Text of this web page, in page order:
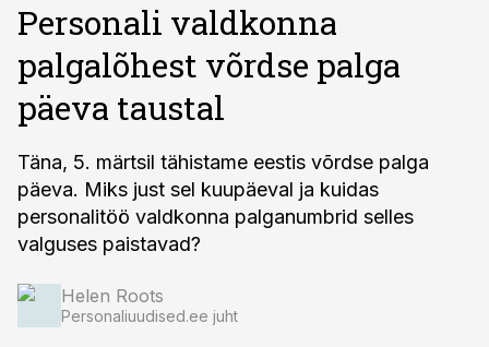
Personali valdkonna
palgalõhest võrdse palga
päeva taustal
Täna, 5. märtsil tähistame eestis võrdse palga
päeva. Miks just sel kuupäeval ja kuidas
personalitöö valdkonna palganumbrid selles
valguses paistavad?
Helen Roots
Personaliuudised.ee juht